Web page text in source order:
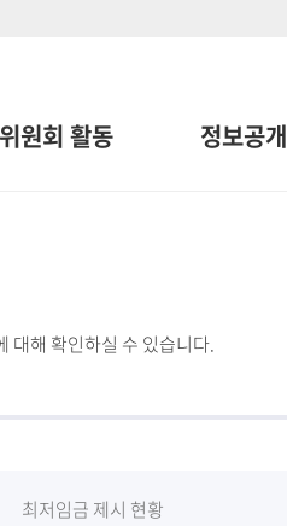
위원회 활동 정보공개
대해 확인하실 수 있습니다.
최저임금 제시 현황